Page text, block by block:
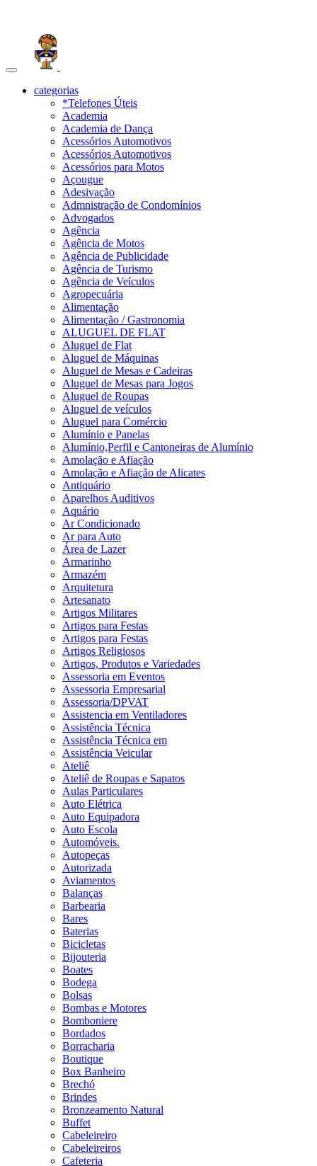
Toggle
navigationcategorias
*Telefones Úteis
Academia
Academia de Dança
Acessórios Automotivos
Acessórios Automotivos
Acessórios para Motos
Açougue
Adesivação
Admnistração de Condomínios
Advogados
Agência
Agência de Motos
Agência de Publicidade
Agência de Turismo
Agência de Veículos
Agropecuária
Alimentação
Alimentação / Gastronomia
ALUGUEL DE FLAT
Aluguel de Flat
Aluguel de Máquinas
Aluguel de Mesas e Cadeiras
Aluguel de Mesas para Jogos
Aluguel de Roupas
Aluguel de veículos
Aluguel para Comércio
Alumínio e Panelas
Alumínio,Perfil e Cantoneiras de Alumínio
Amolação e Afiação
Amolação e Afiação de Alicates
Antiquário
Aparelhos Auditivos
Aquário
Ar Condicionado
Ar para Auto
Área de Lazer
Armarinho
Armazém
Arquitetura
Artesanato
Artigos Militares
Artigos para Festas
Artigos para Festas
Artigos Religiosos
Artigos, Produtos e Variedades
Assessoria em Eventos
Assessoria Empresarial
Assessoria/DPVAT
Assistencia em Ventiladores
Assistência Técnica
Assistência Técnica em
Assistência Veicular
Ateliê
Ateliê de Roupas e Sapatos
Aulas Particulares
Auto Elétrica
Auto Equipadora
Auto Escola
Automóveis.
Autopeças
Autorizada
Aviamentos
Balanças
Barbearia
Bares
Baterias
Bicicletas
Bijouteria
Boates
Bodega
Bolsas
Bombas e Motores
Bomboniere
Bordados
Borracharia
Boutique
Box Banheiro
Brechó
Brindes
Bronzeamento Natural
Buffet
Cabeleireiro
Cabeleireiros
Cafeteria